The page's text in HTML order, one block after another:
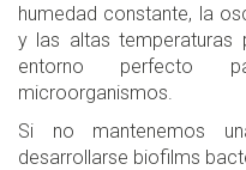
humedad constante, la
y las altas temperaturas
entorno perfecto
microorganismos.
Si no mantenemos
desarrollarse biofilms